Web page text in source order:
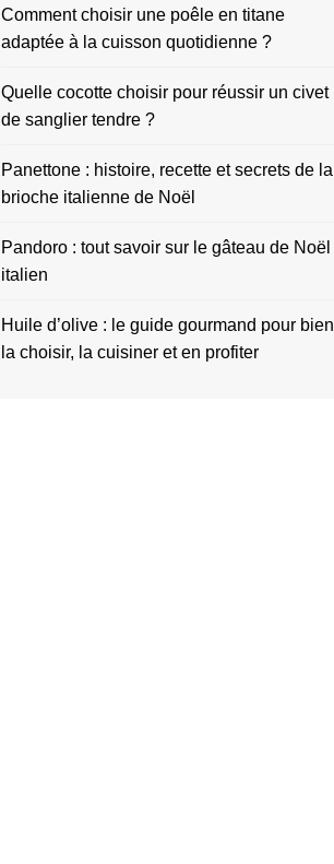
Comment choisir une poêle en titane
adaptée à la cuisson quotidienne ?
Quelle cocotte choisir pour réussir un civet
de sanglier tendre ?
Panettone : histoire, recette et secrets de la
brioche italienne de Noël
Pandoro : tout savoir sur le gâteau de Noël
italien
Huile d’olive : le guide gourmand pour bien
la choisir, la cuisiner et en profiter